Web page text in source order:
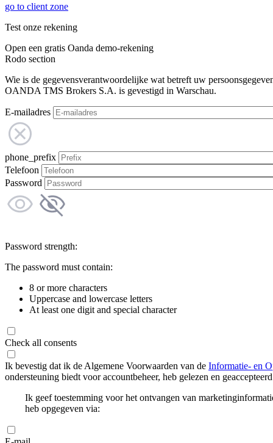
go to client zone
Test onze rekening
Open een gratis Oanda demo-rekening
Rodo section
Wie is de gegevensverantwoordelijke wat betreft uw
OANDA TMS Brokers S.A. is gevestigd in Warschau.
E-mailadres
phone_prefix
Telefoon
Password
Password strength:
The password must contain:
8 or more characters
Uppercase and lowercase letters
At least one digit and special character
Check all consents
Ik bevestig dat ik de Algemene Voorwaarden van de Informatie- en
ondersteuning biedt voor accountbeheer, heb gelezen en
Ik geef toestemming voor het ontvangen van
heb opgegeven via: